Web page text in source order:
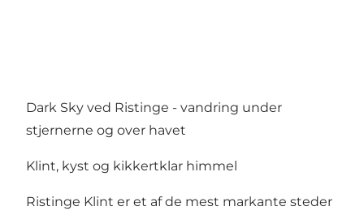
Dark Sky ved Ristinge - vandring under
stjernerne og over havet
Klint, kyst og kikkertklar himmel
Ristinge Klint er et af de mest markante steder